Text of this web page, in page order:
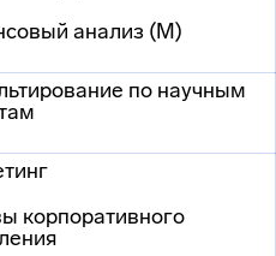
анализ (М)
по научным
корпоративного